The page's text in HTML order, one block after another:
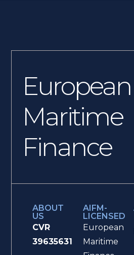
European
Maritime
Finance
ABOUT
US
CVR
39635631
AIFM-
LICENSED
European
Maritime